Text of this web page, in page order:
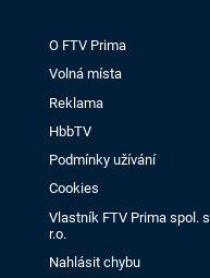
O FTV Prima
Volná místa
Reklama
HbbTV
Podmínky užívání
Cookies
Vlastník FTV Prima spol. s
r.o.
Nahlásit chybu